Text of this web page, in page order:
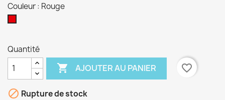
Couleur : Rouge
Quantité
 AJOUTER AU PANIER favorite_border
 Rupture de stock